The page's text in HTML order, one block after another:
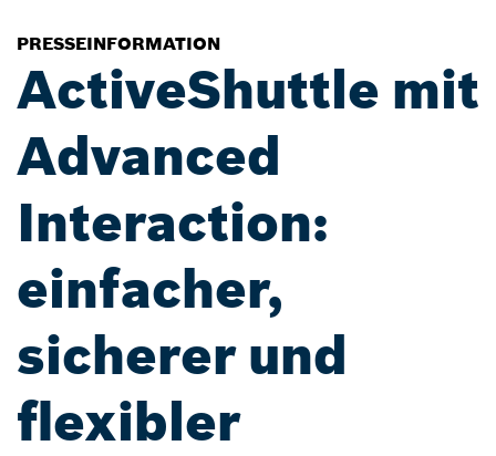
PRESSEINFORMATION
ActiveShuttle mit
Advanced
Interaction:
einfacher,
sicherer und
flexibler